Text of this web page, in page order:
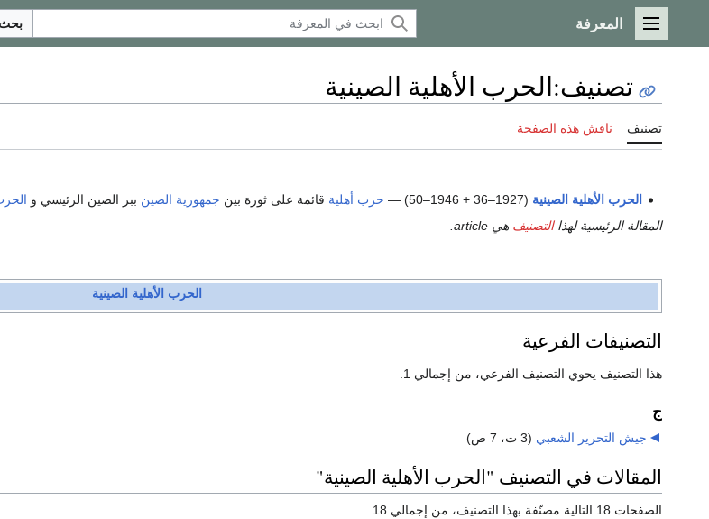
القائمة الرئيسية
المعرفة بحث
تصنيف:الحرب الأهلية الصينية
تصنيف ناقش هذه الصفحة
الحرب الأهلية الصينية (1927–36 + 1946–50) — حرب أهلية قائمة على ثورة بين جمهورية الصين ببر الصين الرئيسي و
المقالة الرئيسية لهذاالتصنيف هي article.
الحرب الأهلية الصينية
التصنيفات الفرعية
هذا التصنيف يحوي التصنيف الفرعي، من إجمالي 1.
ج
جيش التحرير الشعبي (3 ت، 7 ص)
المقالات في التصنيف "الحرب الأهلية الصينية"
الصفحات 18 التالية مصنّفة بهذا التصنيف، من إجمالي 18.